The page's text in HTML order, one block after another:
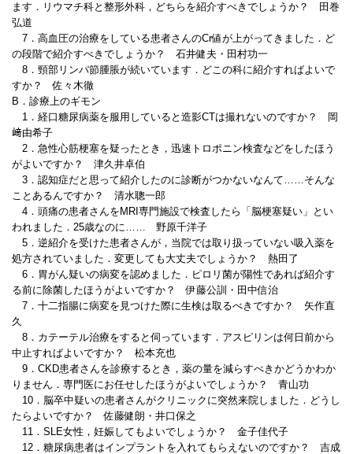
ます．リウマチ科と整形外科，どちらを紹介すべきでしょうか？ 田巻
弘道
7．高血圧の治療をしている患者さんのCr値が上がってきました．ど
の段階で紹介すべきでしょうか？ 石井健夫・田村功一
8．頸部リンパ節腫脹が続いています．どこの科に紹介すればよいで
すか？ 佐々木徹
B．診療上のギモン
1．経口糖尿病薬を服用していると造影CTは撮れないのですか？ 岡
﨑由希子
2．急性心筋梗塞を疑ったとき，迅速トロポニン検査などをしたほう
がよいですか？ 津久井卓伯
3．認知症だと思って紹介したのに診断がつかないなんて……そんな
ことあるんですか？ 清水聰一郎
4．頭痛の患者さんをMRI専門施設で検査したら「脳梗塞疑い」とい
われました．25歳なのに…… 野原千洋子
5．逆紹介を受けた患者さんが，当院では取り扱っていない吸入薬を
処方されていました．変更しても大丈夫でしょうか？ 熱田了
6．胃がん疑いの病変を認めました．ピロリ菌が陽性であれば紹介す
る前に除菌したほうがよいですか？ 伊藤公訓・田中信治
7．十二指腸に病変を見つけた際に生検は取るべきですか？ 矢作直
久
8．カテーテル治療をすると伺っています．アスピリンは何日前から
中止すればよいですか？ 松本充也
9．CKD患者さんを診療するとき，薬の量を減らすべきかどうかわか
りません．専門医にお任せしたほうがよいでしょうか？ 青山功
10．脳卒中疑いの患者さんがクリニックに突然来院しました．どうし
たらよいですか？ 佐藤健朗・井口保之
11．SLE女性，妊娠してもよいでしょうか？ 金子佳代子
12．糖尿病患者はインプラントを入れてもらえないのですか？ 吉成